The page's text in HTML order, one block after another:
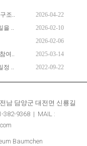
조..
2026-04-22
을 ..
2026-02-10
2026-02-06
여..
2025-03-14
정 ..
2022-09-22
남 담양군 대전면 신룡길
382-9368 | MAIL :
Baumchen